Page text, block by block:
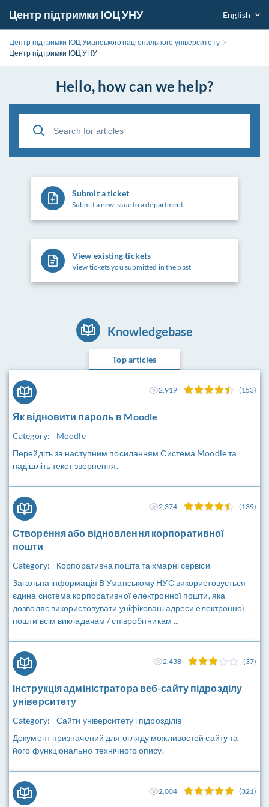
Центр підтримки ІОЦ УНУ English
Центр підтримки ІОЦ Уманського національного університету
Центр підтримки ІОЦ УНУ
Hello, how can we help?
Submit a ticket
Submit a new issue to a department
View existing tickets
View tickets you submitted in the past
Knowledgebase
Top articles
Як відновити пароль в Moodle
Category:
Moodle
Перейдіть за наступним посиланням Система Moodle та
надішліть текст звернення.
2,919 (153)
Створення або відновлення корпоративної
пошти
Category:
Корпоративна пошта та хмарні сервіси
Загальна інформація В Уманському НУС використовується
єдина система корпоративної електронної пошти, яка
дозволяє використовувати уніфіковані адреси електронної
пошти всім викладачам / співробітникам ...
2,374 (139)
Інструкція адміністратора веб-сайту підрозділу
університету
Category:
Сайти університету і підрозділів
Документ призначений для огляду можливостей сайту та
його функціонально-технічного опису.
2,438 (37)
2,004 (321)